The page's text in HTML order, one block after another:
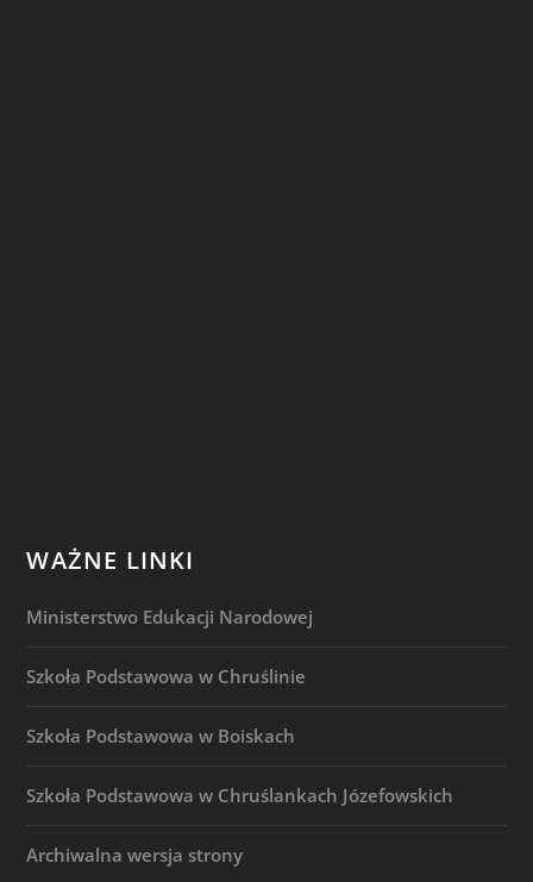
WAŻNE LINKI
Ministerstwo Edukacji Narodowej
Szkoła Podstawowa w Chruślinie
Szkoła Podstawowa w Boiskach
Szkoła Podstawowa w Chruślankach Józefowskich
Archiwalna wersja strony